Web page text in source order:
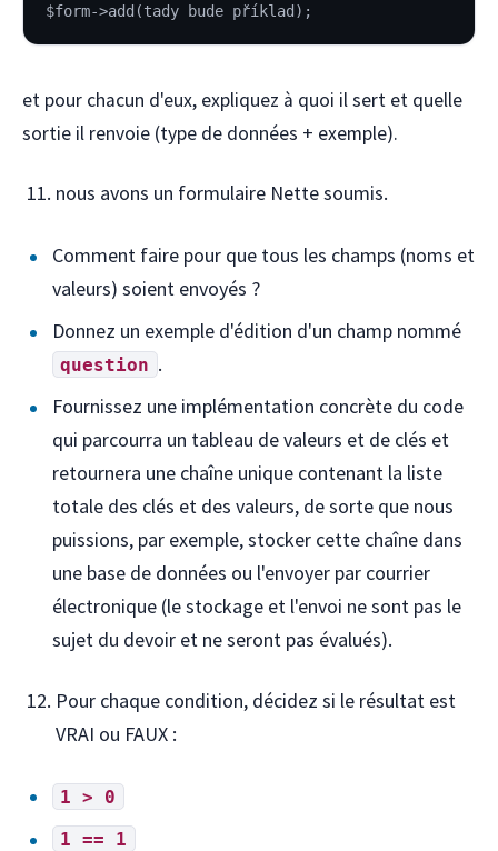
$form->add(tady bude příklad);
et pour chacun d'eux, expliquez à quoi il sert et quelle
sortie il renvoie (type de données + exemple).
nous avons un formulaire Nette soumis.
Comment faire pour que tous les champs (noms et
valeurs) soient envoyés ?
Donnez un exemple d'édition d'un champ nommé
question .
Fournissez une implémentation concrète du code
qui parcourra un tableau de valeurs et de clés et
retournera une chaîne unique contenant la liste
totale des clés et des valeurs, de sorte que nous
puissions, par exemple, stocker cette chaîne dans
une base de données ou l'envoyer par courrier
électronique (le stockage et l'envoi ne sont pas le
sujet du devoir et ne seront pas évalués).
Pour chaque condition, décidez si le résultat est
VRAI ou FAUX :
1 > 0
1 == 1